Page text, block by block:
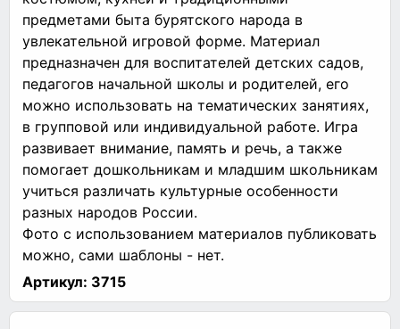
предметами быта бурятского народа в
увлекательной игровой форме. Материал
предназначен для воспитателей детских садов,
педагогов начальной школы и родителей, его
можно использовать на тематических занятиях,
в групповой или индивидуальной работе. Игра
развивает внимание, память и речь, а также
помогает дошкольникам и младшим школьникам
учиться различать культурные особенности
разных народов России.
Фото с использованием материалов публиковать
можно, сами шаблоны - нет.
Артикул: 3715